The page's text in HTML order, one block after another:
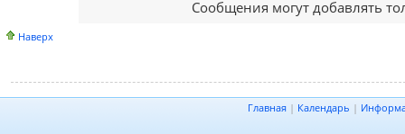
Сообщения могут добавлять
Наверх
Главная | Календарь |